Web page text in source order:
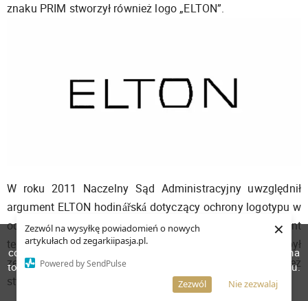
Zezwól na wysyłkę powiadomień o nowych
artykułach od zegarkiipasja.pl.
Powered by SendPulse
Nie zezwalaj
Zezwól
×
znaku PRIM stworzył również logo „ELTON”.
W roku 2011 Naczelny Sąd Administracyjny uwzględnił
argument ELTON hodinářská dotyczący ochrony logotypu w
odniesieniu do ochrony praw autorskich Žida. Argument
ten miał kluczowe znaczenie, ponieważ 91 letni dziś Žid był
zegarmistrzem w zkładzie ELTON, dla którego przecież
stworzył znak PRIM.
W celu poprawienia jakości usług korzystamy z plików
cookies. Pozostanie na stronie oznacza, iż wyrażasz zgodę na
to, że pliki cookies będą przechowywane w Twoim urządzeniu.
Więcej informacji